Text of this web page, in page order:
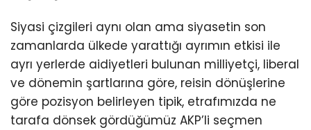
Siyasi çizgileri aynı olan ama siyasetin son
zamanlarda ülkede yarattığı ayrımın etkisi ile
ayrı yerlerde aidiyetleri bulunan milliyetçi, liberal
ve dönemin şartlarına göre, reisin dönüşlerine
göre pozisyon belirleyen tipik, etrafımızda ne
tarafa dönsek gördüğümüz AKP’li seçmen